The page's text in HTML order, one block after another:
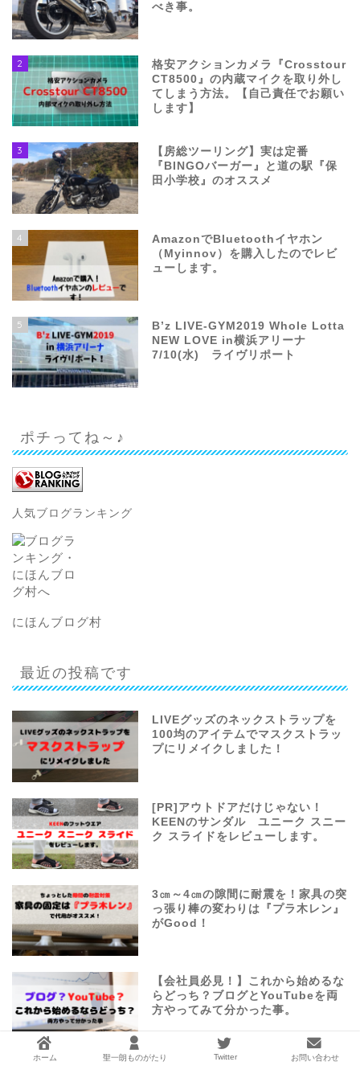
べき事。
2
格安アクションカメラ『Crosstour
CT8500』の内蔵マイクを取り外し
てしまう方法。【自己責任でお願い
します】
3
【房総ツーリング】実は定番
『BINGOバーガー』と道の駅『保
田小学校』のオススメ
4
AmazonでBluetoothイヤホン
（Myinnov）を購入したのでレビ
ューします。
5
B’z LIVE-GYM2019 Whole Lotta
NEW LOVE in横浜アリーナ
7/10(水) ライヴリポート
ポチってね～♪
人気ブログランキング
にほんブログ村
最近の投稿です
LIVEグッズのネックストラップを
100均のアイテムでマスクストラッ
プにリメイクしました！
[PR]アウトドアだけじゃない！
KEENのサンダル ユニーク スニー
ク スライドをレビューします。
3㎝～4㎝の隙間に耐震を！家具の突
っ張り棒の変わりは『プラ木レン』
がGood！
【会社員必見！】これから始めるな
らどっち？ブログとYouTubeを両
方やってみて分かった事。
ホーム 聖一朗ものがたり Twitter お問い合わせ